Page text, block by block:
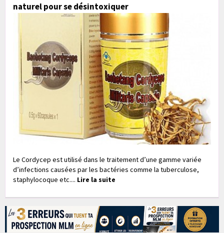
naturel pour se désintoxiquer
Le Cordycep est utilisé dans le traitement d’une gamme variée
d’infections causées par les bactéries comme la tuberculose,
staphylocoque etc.... Lire la suite